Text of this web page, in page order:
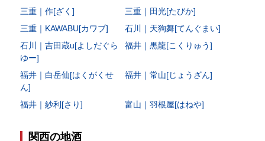
三重｜作[ざく]
三重｜田光[たびか]
三重｜KAWABU[カワブ]
石川｜天狗舞[てんぐまい]
石川｜吉田蔵u[よしだぐら
ゆー]
福井｜黒龍[こくりゅう]
福井｜白岳仙[はくがくせ
ん]
福井｜常山[じょうざん]
福井｜紗利[さり] 富山｜羽根屋[はねや]
関西の地酒